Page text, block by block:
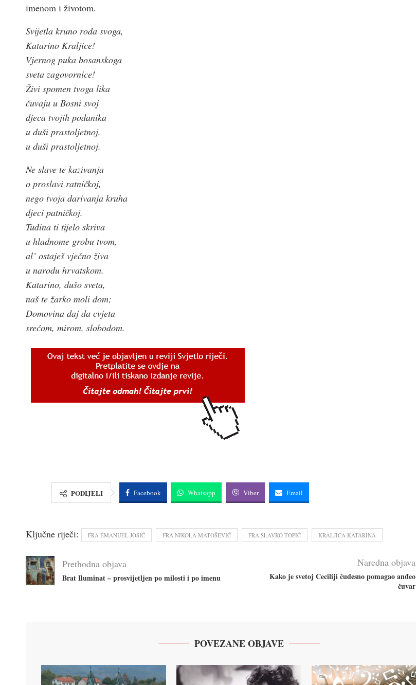
imenom i životom.
Svijetla kruno roda svoga,
Katarino Kraljice!
Vjernog puka bosanskoga
sveta zagovornice!
Živi spomen tvoga lika
čuvaju u Bosni svoj
djeca tvojih podanika
u duši prastoljetnoj,
u duši prastoljetnoj.
Ne slave te kazivanja
o proslavi ratničkoj,
nego tvoja darivanja kruha
djeci patničkoj.
Tuđina ti tijelo skriva
u hladnome grobu tvom,
al’ ostaješ vječno živa
u narodu hrvatskom.
Katarino, dušo sveta,
naš te žarko moli dom;
Domovina daj da cvjeta
srećom, mirom, slobodom.
PODIJELI Facebook Whatsapp Viber Email
Ključne riječi: FRA EMANUEL JOSIĆ FRA NIKOLA MATOŠEVIĆ FRA SLAVKO TOPIĆ KRALJICA KATARINA
Prethodna objava
Brat Iluminat – prosvijetljen po milosti i po imenu
Naredna objava
Kako je svetoj Ceciliji čudesno pomagao anđeo
čuvar
POVEZANE OBJAVE